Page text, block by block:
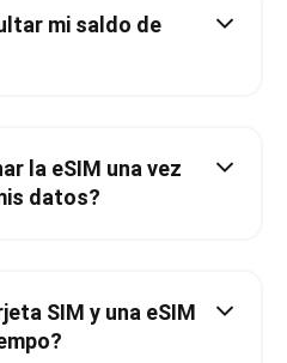
mi saldo de
la eSIM una vez
datos?
SIM y una eSIM